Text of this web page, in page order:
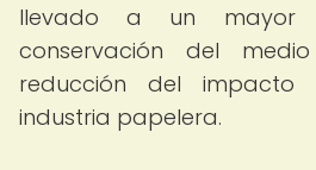
llevado a un mayor
conservación del
reducción del
industria papelera.